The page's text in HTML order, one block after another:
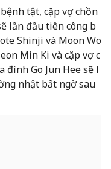
tật, cặp vợ chồn
lần đầu tiên công b
Shinji và Moon Wo
Min Ki và cặp vợ c
đình Go Jun Hee sẽ l
nhật bất ngờ sau